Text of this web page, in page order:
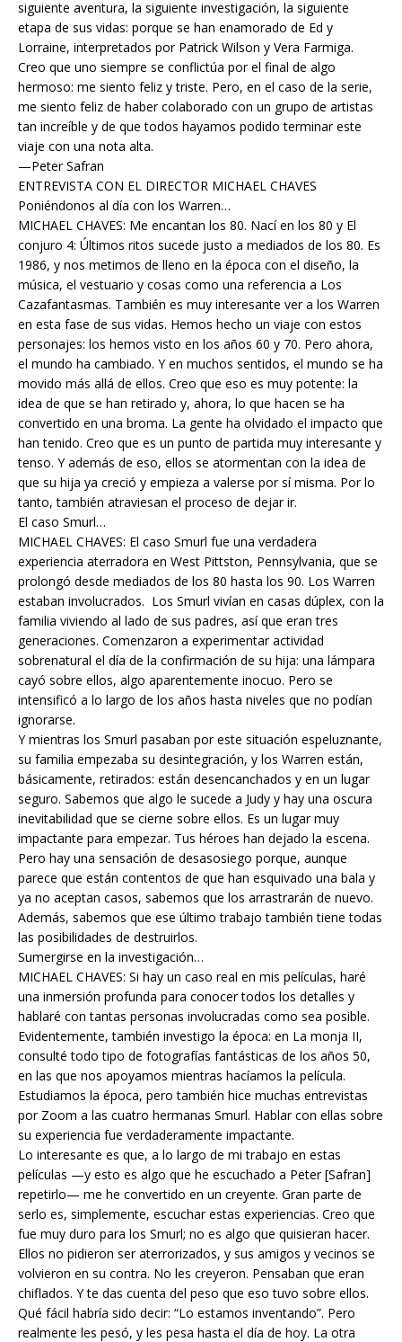
siguiente aventura, la siguiente investigación, la siguiente
etapa de sus vidas: porque se han enamorado de Ed y
Lorraine, interpretados por Patrick Wilson y Vera Farmiga.
Creo que uno siempre se conflictúa por el final de algo
hermoso: me siento feliz y triste. Pero, en el caso de la serie,
me siento feliz de haber colaborado con un grupo de artistas
tan increíble y de que todos hayamos podido terminar este
viaje con una nota alta.
—Peter Safran
ENTREVISTA CON EL DIRECTOR MICHAEL CHAVES
Poniéndonos al día con los Warren…
MICHAEL CHAVES: Me encantan los 80. Nací en los 80 y El
conjuro 4: Últimos ritos sucede justo a mediados de los 80. Es
1986, y nos metimos de lleno en la época con el diseño, la
música, el vestuario y cosas como una referencia a Los
Cazafantasmas. También es muy interesante ver a los Warren
en esta fase de sus vidas. Hemos hecho un viaje con estos
personajes: los hemos visto en los años 60 y 70. Pero ahora,
el mundo ha cambiado. Y en muchos sentidos, el mundo se ha
movido más allá de ellos. Creo que eso es muy potente: la
idea de que se han retirado y, ahora, lo que hacen se ha
convertido en una broma. La gente ha olvidado el impacto que
han tenido. Creo que es un punto de partida muy interesante y
tenso. Y además de eso, ellos se atormentan con la idea de
que su hija ya creció y empieza a valerse por sí misma. Por lo
tanto, también atraviesan el proceso de dejar ir.
El caso Smurl…
MICHAEL CHAVES: El caso Smurl fue una verdadera
experiencia aterradora en West Pittston, Pennsylvania, que se
prolongó desde mediados de los 80 hasta los 90. Los Warren
estaban involucrados. Los Smurl vivían en casas dúplex, con la
familia viviendo al lado de sus padres, así que eran tres
generaciones. Comenzaron a experimentar actividad
sobrenatural el día de la confirmación de su hija: una lámpara
cayó sobre ellos, algo aparentemente inocuo. Pero se
intensificó a lo largo de los años hasta niveles que no podían
ignorarse.
Y mientras los Smurl pasaban por este situación espeluznante,
su familia empezaba su desintegración, y los Warren están,
básicamente, retirados: están desencanchados y en un lugar
seguro. Sabemos que algo le sucede a Judy y hay una oscura
inevitabilidad que se cierne sobre ellos. Es un lugar muy
impactante para empezar. Tus héroes han dejado la escena.
Pero hay una sensación de desasosiego porque, aunque
parece que están contentos de que han esquivado una bala y
ya no aceptan casos, sabemos que los arrastrarán de nuevo.
Además, sabemos que ese último trabajo también tiene todas
las posibilidades de destruirlos.
Sumergirse en la investigación…
MICHAEL CHAVES: Si hay un caso real en mis películas, haré
una inmersión profunda para conocer todos los detalles y
hablaré con tantas personas involucradas como sea posible.
Evidentemente, también investigo la época: en La monja II,
consulté todo tipo de fotografías fantásticas de los años 50,
en las que nos apoyamos mientras hacíamos la película.
Estudiamos la época, pero también hice muchas entrevistas
por Zoom a las cuatro hermanas Smurl. Hablar con ellas sobre
su experiencia fue verdaderamente impactante.
Lo interesante es que, a lo largo de mi trabajo en estas
películas —y esto es algo que he escuchado a Peter [Safran]
repetirlo— me he convertido en un creyente. Gran parte de
serlo es, simplemente, escuchar estas experiencias. Creo que
fue muy duro para los Smurl; no es algo que quisieran hacer.
Ellos no pidieron ser aterrorizados, y sus amigos y vecinos se
volvieron en su contra. No les creyeron. Pensaban que eran
chiflados. Y te das cuenta del peso que eso tuvo sobre ellos.
Qué fácil habría sido decir: “Lo estamos inventando”. Pero
realmente les pesó, y les pesa hasta el día de hoy. La otra